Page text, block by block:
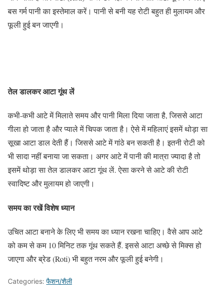
बस गर्म पानी का इस्तेमाल करें। पानी से बनी यह रोटी बहुत ही मुलायम और
फूली हुई बन जाएगी।
तेल डालकर आटा गूंथ लें
कभी-कभी आटे में मिलाते समय और पानी मिला दिया जाता है, जिससे आटा
गीला हो जाता है और प्याले में चिपक जाता है। ऐसे में महिलाएं इसमें थोड़ा सा
सूखा आटा डाल देती हैं। जिससे आटे में गांठे बन सकती है। इतनी रोटी को
भी सादा नहीं बनाया जा सकता। अगर आटे में पानी की मात्रा ज्यादा है तो
इसमें थोड़ा सा तेल डालकर आटा गूंथ लें. ऐसा करने से आटे की रोटी
स्वादिष्ट और मुलायम हो जाएगी।
समय का रखें विशेष ध्यान
उचित आटा बनाने के लिए भी समय का ध्यान रखना चाहिए। वैसे आप आटे
को कम से कम 10 मिनिट तक गूंथ सकते हैं. इससे आटा अच्छे से मिक्स हो
जाएगा और ब्रेड (Roti) भी बहुत नरम और फूली हुई बनेगी।
Categories: फैशन/शैली